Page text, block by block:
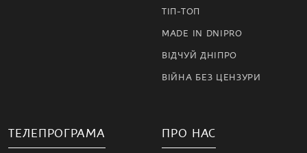
ТІП-ТОП
MADE IN DNIPRO
ВІДЧУЙ ДНІПРО
ВІЙНА БЕЗ ЦЕНЗУРИ
ТЕЛЕПРОГРАМА ПРО НАС